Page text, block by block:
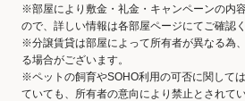
※部屋により敷金・礼金・キャンペーンの内
ので、詳しい情報は各部屋ページにてご確認く
※分譲賃貸は部屋によって所有者が異なる為
る場合がございます。
※ペットの飼育やSOHO利用の可否に関して
ていても、所有者の意向により禁止とされて